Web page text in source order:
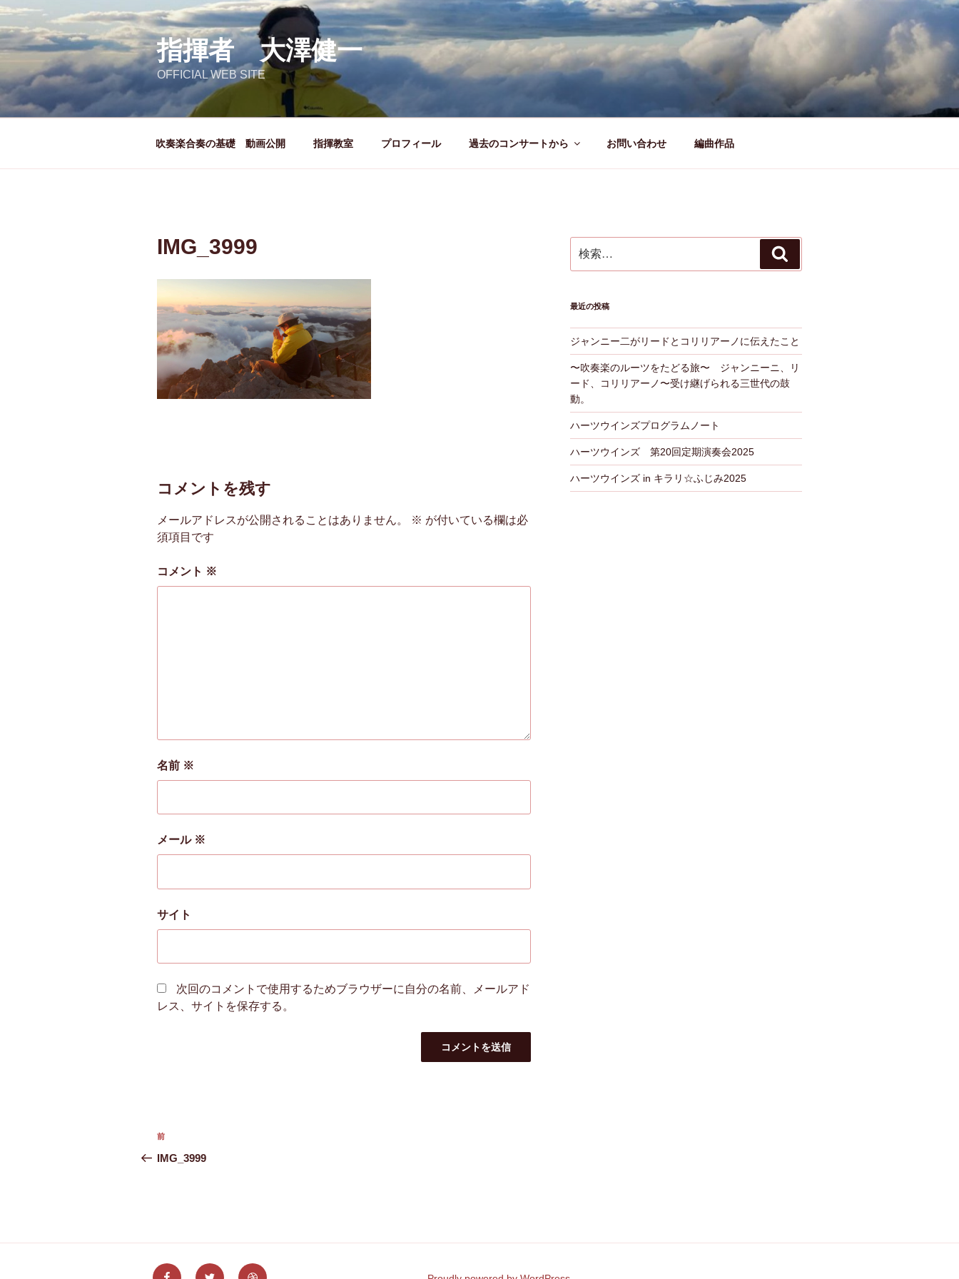
コ
ン
テ
ツ
へ
ス
指揮者 大澤健一
OFFICIAL WEB SITE
吹奏楽合奏の基礎 動画公開 指揮教室 プロフィール 過去のコンサートから お問い合わせ 編曲作品
IMG_3999
コメントを残す
メールアドレスが公開されることはありません。 ※ が付いている欄は必
須項目です
コメント ※
名前 ※
メール ※
サイト
次回のコメントで使用するためブラウザーに自分の名前、メールアド
レス、サイトを保存する。
投
稿
ー
前
の
前
IMG_3999
索:
索
最近の投稿
ジャンニー二がリードとコリリアーノに伝えたこと
〜吹奏楽のルーツをたどる旅〜 ジャンニーニ、リ
ード、コリリアーノ〜受け継げられる三世代の鼓
動。
ハーツウインズプログラムノート
ハーツウインズ 第20回定期演奏会2025
ハーツウインズ in キラリ☆ふじみ2025
FacebookTwitter Dribbble